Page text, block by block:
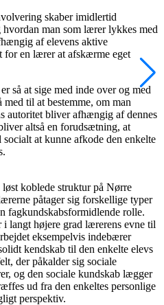
skaber imidlertid
man som lærer lykkes med
af elevens aktive
en lærer at afskærme eget
så at sige med inde over og med
til at bestemme, om man
autoritet bliver afhængig af dennes
altså en forudsætning, at
at kunne afkode den enkelte
løst koblede struktur på Nørre
påtager sig forskellige typer
fagkundskabsformidlende rolle.
langt højere grad lærerens evne til
eksempelvis indebærer
kendskab til den enkelte elevs
der påkalder sig sociale
og den sociale kundskab lægger
ud fra den enkeltes personlige
perspektiv.